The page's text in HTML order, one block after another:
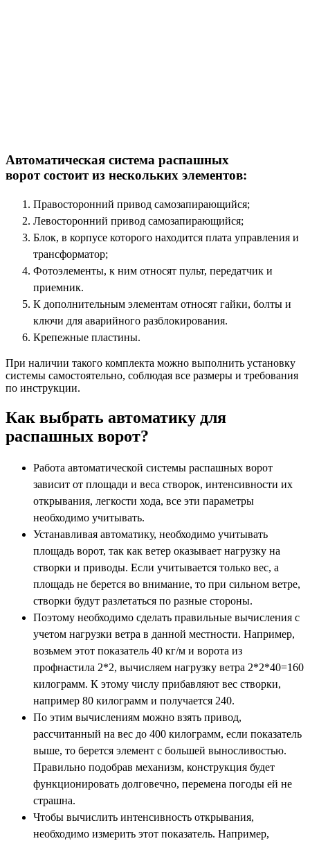
Автоматическая система распашных
ворот состоит из нескольких элементов:
Правосторонний привод самозапирающийся;
Левосторонний привод самозапирающийся;
Блок, в корпусе которого находится плата управления и
трансформатор;
Фотоэлементы, к ним относят пульт, передатчик и
приемник.
К дополнительным элементам относят гайки, болты и
ключи для аварийного разблокирования.
Крепежные пластины.
При наличии такого комплекта можно выполнить установку
системы самостоятельно, соблюдая все размеры и требования
по инструкции.
Как выбрать автоматику для
распашных ворот?
Работа автоматической системы распашных ворот
зависит от площади и веса створок, интенсивности их
открывания, легкости хода, все эти параметры
необходимо учитывать.
Устанавливая автоматику, необходимо учитывать
площадь ворот, так как ветер оказывает нагрузку на
створки и приводы. Если учитывается только вес, а
площадь не берется во внимание, то при сильном ветре,
створки будут разлетаться по разные стороны.
Поэтому необходимо сделать правильные вычисления с
учетом нагрузки ветра в данной местности. Например,
возьмем этот показатель 40 кг/м и ворота из
профнастила 2*2, вычисляем нагрузку ветра 2*2*40=160
килограмм. К этому числу прибавляют вес створки,
например 80 килограмм и получается 240.
По этим вычислениям можно взять привод,
рассчитанный на вес до 400 килограмм, если показатель
выше, то берется элемент с большей выносливостью.
Правильно подобрав механизм, конструкция будет
функционировать долговечно, перемена погоды ей не
страшна.
Чтобы вычислить интенсивность открывания,
необходимо измерить этот показатель. Например,